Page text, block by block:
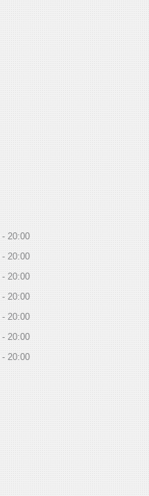
20:00
20:00
20:00
20:00
20:00
20:00
20:00